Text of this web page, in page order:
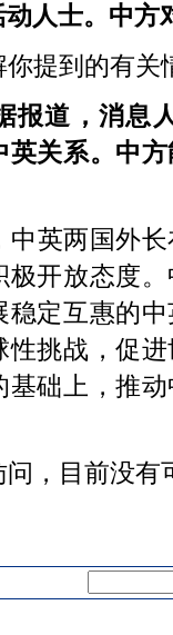
人士。中方
提到的有关
报道，消息
英关系。中
中英两国外
极开放态度
稳定互惠的
性挑战，促
基础上，推
，目前没有